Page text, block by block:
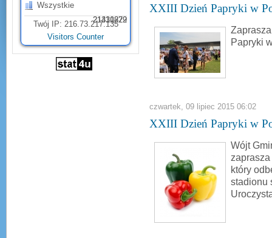
Wszystkie
21331879
21410222
Twój IP: 216.73.217.135
Visitors Counter
XXIII Dzień Papryki w
Papryki
czwartek, 09 lipiec 2015 06:02
XXIII Dzień Papryki w
Wójt
który
stadionu